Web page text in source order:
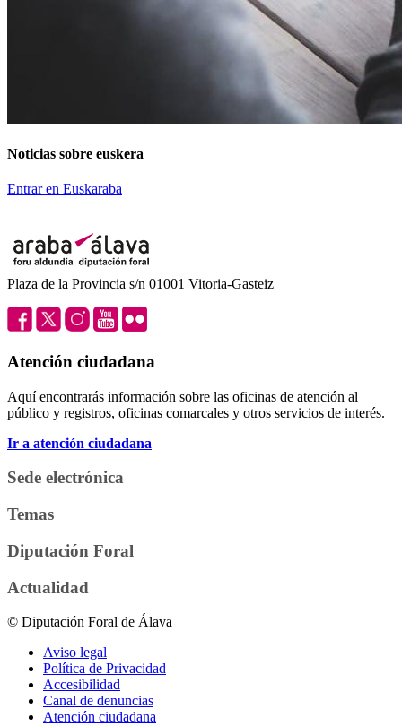
Noticias sobre euskera
Entrar en Euskaraba
Plaza de la Provincia s/n 01001 Vitoria-Gasteiz
Atención ciudadana
Aquí encontrarás información sobre las oficinas de atención al
público y registros, oficinas comarcales y otros servicios de interés.
Ir a atención ciudadana
Sede electrónica
Temas
Diputación Foral
Actualidad
© Diputación Foral de Álava
Aviso legal
Política de Privacidad
Accesibilidad
Canal de denuncias
Atención ciudadana